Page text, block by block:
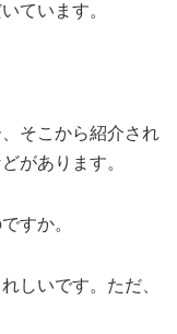
ています。
そこから紹介され
があります。
すか。
しいです。ただ、